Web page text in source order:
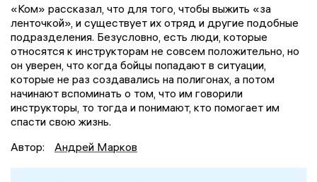
«Ком» рассказал, что для того, чтобы выжить «за
ленточкой», и существует их отряд и другие подобные
подразделения. Безусловно, есть люди, которые
относятся к инструкторам не совсем положительно, но
он уверен, что когда бойцы попадают в ситуации,
которые не раз создавались на полигонах, а потом
начинают вспоминать о том, что им говорили
инструкторы, то тогда и понимают, кто помогает им
спасти свою жизнь.
Автор:
Андрей Марков